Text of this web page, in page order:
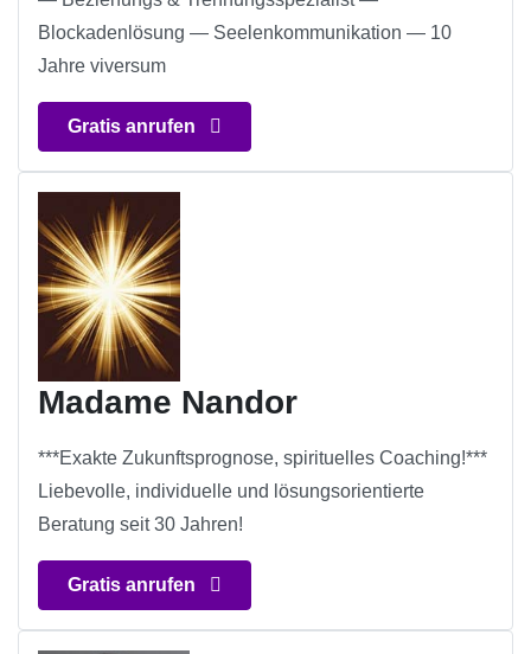
Blockadenlösung — Seelenkommunikation — 10
Jahre viversum
Gratis anrufen
Madame Nandor
***Exakte Zukunftsprognose, spirituelles Coaching!***
Liebevolle, individuelle und lösungsorientierte
Beratung seit 30 Jahren!
Gratis anrufen